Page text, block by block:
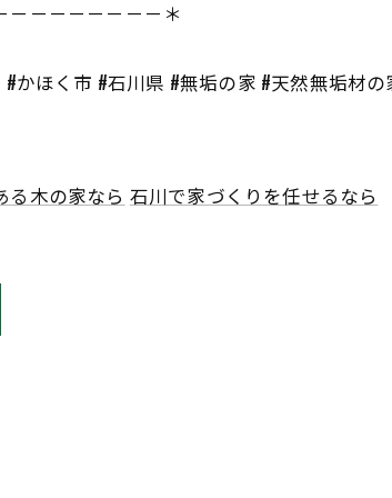
－－－－－－－－＊
かほく市 #石川県 #無垢の家 #天然無垢材
る木の家なら 石川で家づくりを任せるなら